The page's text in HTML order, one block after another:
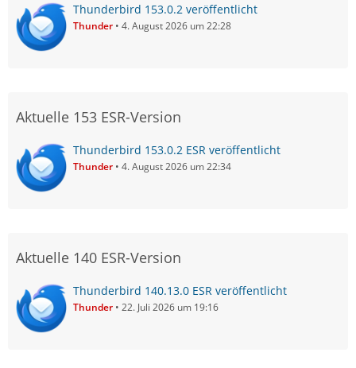
Thunderbird 153.0.2 veröffentlicht
Thunder 4. August 2026 um 22:28
Aktuelle 153 ESR-Version
Thunderbird 153.0.2 ESR veröffentlicht
Thunder 4. August 2026 um 22:34
Aktuelle 140 ESR-Version
Thunderbird 140.13.0 ESR veröffentlicht
Thunder 22. Juli 2026 um 19:16